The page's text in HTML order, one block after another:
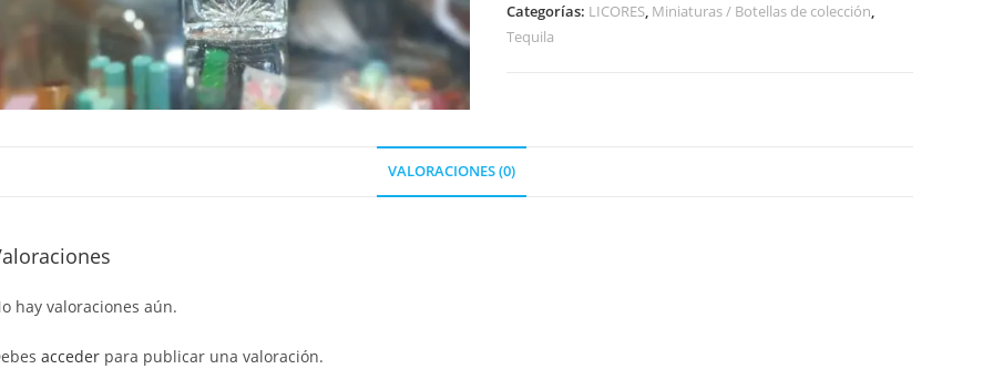
Categorías: LICORES, Miniaturas / Botellas de colección,
Tequila
VALORACIONES (0)
hay valoraciones aún.
acceder para publicar una valoración.